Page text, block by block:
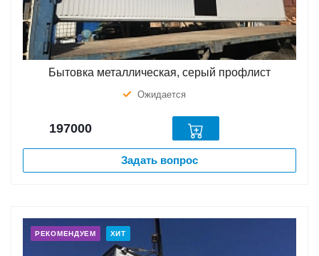
Бытовка металлическая, серый профлист
Ожидается
197000
Задать вопрос
РЕКОМЕНДУЕМ ХИТ